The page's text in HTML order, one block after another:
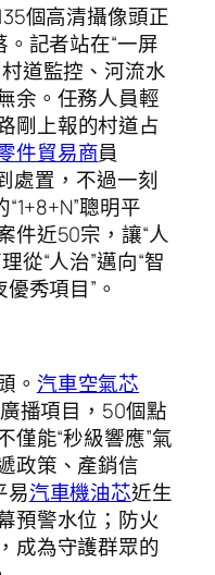
個高清攝像頭正
。記者站在“一屏
道監控、河流水
余。任務人員輕
剛上報的村道占
件貿易商員
處置，不過一刻
聰明平
件近50宗，讓“人
從“人治”邁向“智
秀項目”。
。 汽車空氣芯
播項目，50個點
僅能“秒級響應”氣
政策、產銷信
易汽車機油芯近生
預警水位；防火
成為守護群眾的